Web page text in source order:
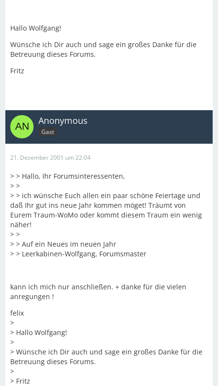
Hallo Wolfgang!
Wünsche ich Dir auch und sage ein großes Danke für die
Betreuung dieses Forums.
Fritz
Anonymous
Gast
21. Dezember 2001 um 22:04
> > Hallo, Ihr Forumsinteressenten,
> >
> > ich wünsche Euch allen ein paar schöne Feiertage und
daß Ihr gut ins neue Jahr kommen möget! Träumt von
Eurem Traum-WoMo oder kommt diesem Traum ein wenig
näher!
> >
> > Auf ein Neues im neuen Jahr
> > Leerkabinen-Wolfgang, Forumsmaster
kann ich mich nur anschließen. + danke für die vielen
anregungen !
felix
>
> Hallo Wolfgang!
>
> Wünsche ich Dir auch und sage ein großes Danke für die
Betreuung dieses Forums.
>
> Fritz